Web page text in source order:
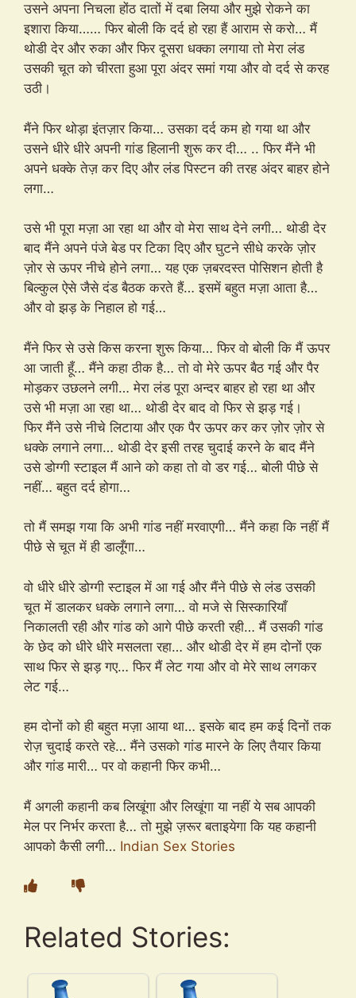
उसने अपना निचला होंठ दातों में दबा लिया और मुझे रोकने का
इशारा किया…… फिर बोली कि दर्द हो रहा हैं आराम से करो… मैं
थोडी देर और रुका और फिर दूसरा धक्का लगाया तो मेरा लंड
उसकी चूत को चीरता हुआ पूरा अंदर समां गया और वो दर्द से करह
उठी।
मैंने फिर थोड़ा इंतज़ार किया… उसका दर्द कम हो गया था और
उसने धीरे धीरे अपनी गांड हिलानी शुरू कर दी… .. फिर मैंने भी
अपने धक्के तेज़ कर दिए और लंड पिस्टन की तरह अंदर बाहर होने
लगा…
उसे भी पूरा मज़ा आ रहा था और वो मेरा साथ देने लगी… थोडी देर
बाद मैंने अपने पंजे बेड पर टिका दिए और घुटने सीधे करके ज़ोर
ज़ोर से ऊपर नीचे होने लगा… यह एक ज़बरदस्त पोसिशन होती है
बिल्कुल ऐसे जैसे दंड बैठक करते हैं… इसमें बहुत मज़ा आता है…
और वो झड़ के निहाल हो गई…
मैंने फिर से उसे किस करना शुरू किया… फिर वो बोली कि मैं ऊपर
आ जाती हूँ… मैंने कहा ठीक है… तो वो मेरे ऊपर बैठ गई और पैर
मोड़कर उछलने लगी… मेरा लंड पूरा अन्दर बाहर हो रहा था और
उसे भी मज़ा आ रहा था… थोडी देर बाद वो फिर से झड़ गई।
फिर मैंने उसे नीचे लिटाया और एक पैर ऊपर कर कर ज़ोर ज़ोर से
धक्के लगाने लगा… थोडी देर इसी तरह चुदाई करने के बाद मैंने
उसे डोग्गी स्टाइल मैं आने को कहा तो वो डर गई… बोली पीछे से
नहीं… बहुत दर्द होगा…
तो मैं समझ गया कि अभी गांड नहीं मरवाएगी… मैंने कहा कि नहीं मैं
पीछे से चूत में ही डालूँगा…
वो धीरे धीरे डोग्गी स्टाइल में आ गई और मैंने पीछे से लंड उसकी
चूत में डालकर धक्के लगाने लगा… वो मजे से सिस्कारियाँ
निकालती रही और गांड को आगे पीछे करती रही… मैं उसकी गांड
के छेद को धीरे धीरे मसलता रहा… और थोडी देर में हम दोनों एक
साथ फिर से झड़ गए… फिर मैं लेट गया और वो मेरे साथ लगकर
लेट गई…
हम दोनों को ही बहुत मज़ा आया था… इसके बाद हम कई दिनों तक
रोज़ चुदाई करते रहे… मैंने उसको गांड मारने के लिए तैयार किया
और गांड मारी… पर वो कहानी फिर कभी…
मैं अगली कहानी कब लिखूंगा और लिखूंगा या नहीं ये सब आपकी
मेल पर निर्भर करता है… तो मुझे ज़रूर बताइयेगा कि यह कहानी
आपको कैसी लगी… Indian Sex Stories
Related Stories: